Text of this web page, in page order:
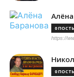
0
https://
0